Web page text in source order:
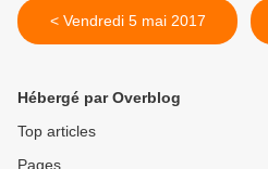
< Vendredi 5 mai 2017
Hébergé par Overblog
Top articles
Pages